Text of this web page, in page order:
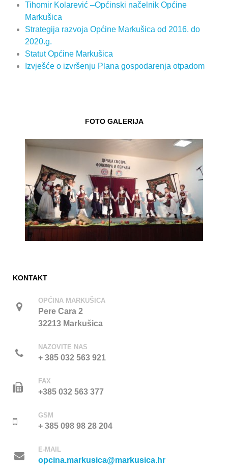
Tihomir Kolarević –Općinski načelnik Općine
Markušica
Strategija razvoja Općine Markušica od 2016. do
2020.g.
Statut Općine Markušica
Izvješće o izvršenju Plana gospodarenja otpadom
FOTO GALERIJA
KONTAKT
OPĆINA MARKUŠICA
Pere Cara 2
32213 Markušica
NAZOVITE NAS
+ 385 032 563 921
FAX
+385 032 563 377
GSM
+ 385 098 98 28 204
E-MAIL
opcina.markusica@markusica.hr